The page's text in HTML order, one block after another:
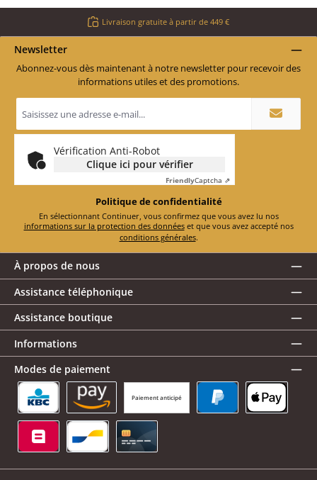
Livraison gratuite à partir de 449 €
Newsletter
Abonnez-vous dès maintenant à notre newsletter pour recevoir des
informations utiles et des promotions.
e-
mail
*
Vérification Anti-Robot
Clique ici pour vérifier
FriendlyCaptcha ⇗
Politique de confidentialité
En sélectionnant Continuer, vous confirmez que vous avez lu nos
informations sur la protection des données
et que vous avez accepté nos
conditions générales.
À propos de nous
Assistance téléphonique
Assistance boutique
Informations
Modes de paiement
Paiement anticipé
KBC/CBC Payment Button
Amazon Pay